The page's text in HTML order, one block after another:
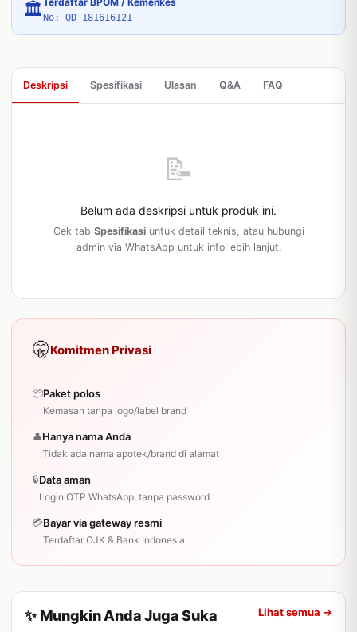
🏛 No: QD 181616121
Deskripsi Spesifikasi Ulasan Q&A FAQ
📝
Belum ada deskripsi untuk produk ini.
Cek tab Spesifikasiuntuk detail teknis, atau hubungi
admin via WhatsApp untuk info lebih lanjut.
🤫Komitmen Privasi
📦Paket polos
Kemasan tanpa logo/label brand
👤Hanya nama Anda
Tidak ada nama apotek/brand di alamat
🔒Data aman
Login OTP WhatsApp, tanpa password
💳Bayar via gateway resmi
Terdaftar OJK & Bank Indonesia
✨ Mungkin Anda Juga Suka Lihat semua →